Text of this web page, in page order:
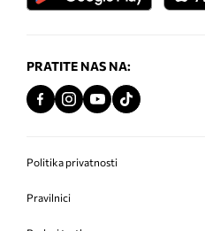
PRATITE NAS NA:
Politika privatnosti
Pravilnici